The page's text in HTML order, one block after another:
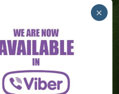
SLEDEĆA VEST
Da li ovde ima reči o×